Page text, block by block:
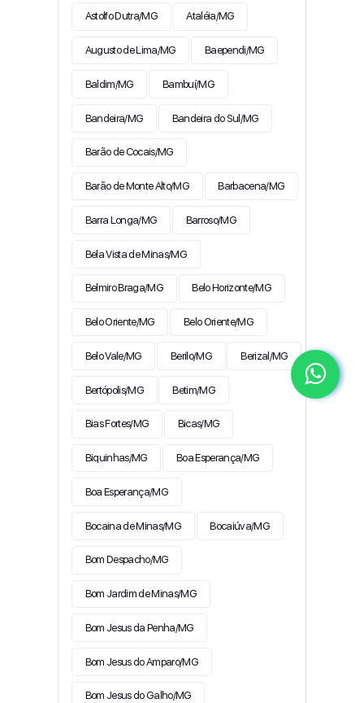
Astolfo Dutra/MG Ataléia/MG
Augusto de Lima/MG Baependi/MG
Baldim/MG Bambuí/MG
Bandeira/MG Bandeira do Sul/MG
Barão de Cocais/MG
Barão de Monte Alto/MG Barbacena/MG
Barra Longa/MG Barroso/MG
Bela Vista de Minas/MG
Belmiro Braga/MG Belo Horizonte/MG
Belo Oriente/MG Belo Oriente/MG
Belo Vale/MG Berilo/MG Berizal/MG
Bertópolis/MG Betim/MG
Bias Fortes/MG Bicas/MG
Biquinhas/MG Boa Esperança/MG
Boa Esperança/MG
Bocaina de Minas/MG Bocaiúva/MG
Bom Despacho/MG
Bom Jardim de Minas/MG
Bom Jesus da Penha/MG
Bom Jesus do Amparo/MG
Bom Jesus do Galho/MG